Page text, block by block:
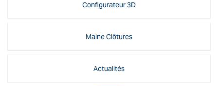
Configurateur 3D
Maine Clôtures
Actualités